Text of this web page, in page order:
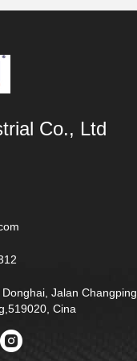
Co., Ltd
Jalan Changping,
Cina